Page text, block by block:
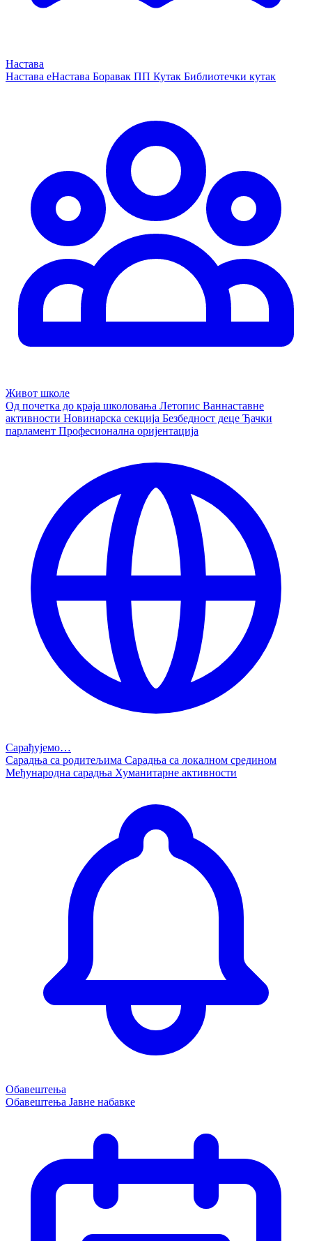
Настава
Настава еНастава Боравак ПП Кутак Библиотечки кутак
Живот школе
Од почетка до краја школовања Летопис Ваннаставне
активности Новинарска секција Безбедност деце Ђачки
парламент Професионална оријентација
Сарађујемо…
Сарадња са родитељима Сарадња са локалном средином
Међународна сарадња Хуманитарне активности
Обавештења
Обавештења Јавне набавке